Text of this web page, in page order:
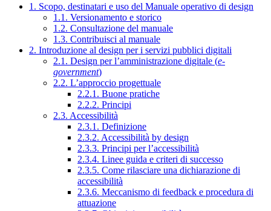
1. Scopo, destinatari e uso del Manuale operativo di design
1.1. Versionamento e storico
1.2. Consultazione del manuale
1.3. Contribuisci al manuale
2. Introduzione al design per i servizi pubblici digitali
2.1. Design per l’amministrazione digitale (e-
government)
2.2. L’approccio progettuale
2.2.1. Buone pratiche
2.2.2. Principi
2.3. Accessibilità
2.3.1. Definizione
2.3.2. Accessibilità by design
2.3.3. Principi per l’accessibilità
2.3.4. Linee guida e criteri di successo
2.3.5. Come rilasciare una dichiarazione di
accessibilità
2.3.6. Meccanismo di feedback e procedura di
attuazione